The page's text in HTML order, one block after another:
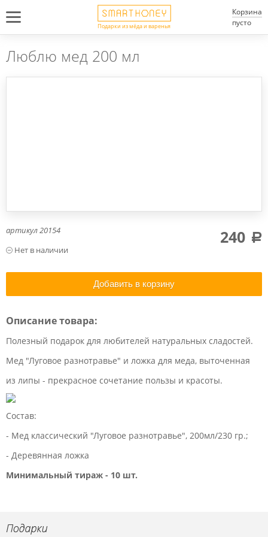
Подарки из мёда и варенья
Корзина
пусто
Люблю мед 200 мл
артикул20154 240 a
Добавить в корзину
Описание товара:
Полезный подарок для любителей натуральных сладостей.
Мед "Луговое разнотравье" и ложка для меда, выточенная
из липы - прекрасное сочетание пользы и красоты.
Состав:
- Мед классический "Луговое разнотравье", 200мл/230 гр.;
- Деревянная ложка
Минимальный тираж - 10 шт.